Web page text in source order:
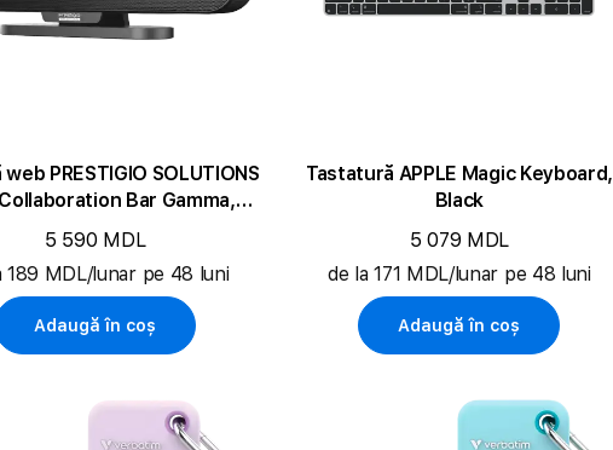
PRESTIGIO SOLUTIONS
Bar Gamma,
Graphite
5 590 MDL
189 MDL/lunar pe 48 luni
Adaugă în coș
Tastatură APPLE Magic Keyboard,
Black
5 079 MDL
de la 171 MDL/lunar pe 48 luni
Adaugă în coș